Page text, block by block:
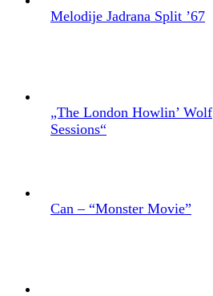
Melodije Jadrana Split ’67
„The London Howlin’ Wolf
Sessions“
Can – “Monster Movie”